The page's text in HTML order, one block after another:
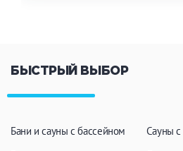
БЫСТРЫЙ ВЫБОР
Бани и сауны с бассейном
Сауны с